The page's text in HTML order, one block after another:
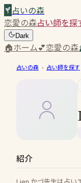
占いの森
恋愛の森占い師を探
Dark
🏠ホーム💕恋愛の森
占いの森 › 占い師を探す
紹介